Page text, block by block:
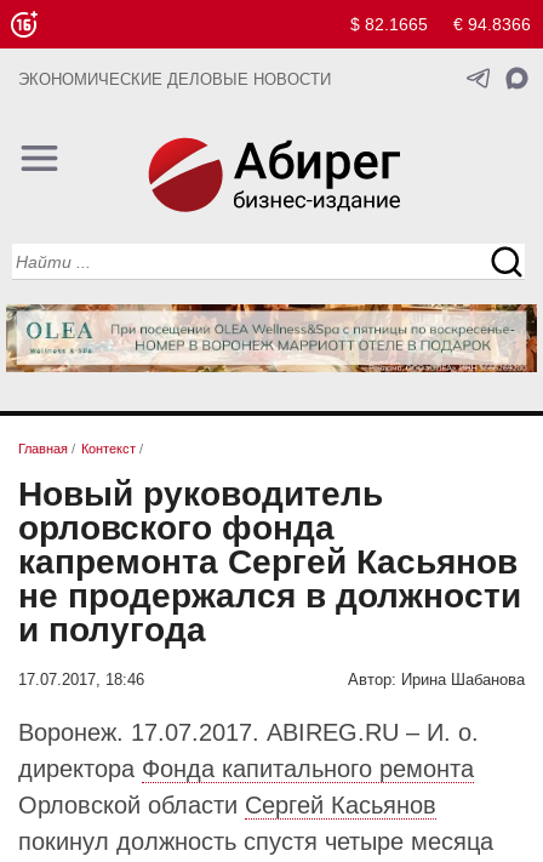
$ 82.1665 € 94.8366
ЭКОНОМИЧЕСКИЕ ДЕЛОВЫЕ НОВОСТИ
Главная / Контекст /
Новый руководитель
орловского фонда
капремонта Сергей Касьянов
не продержался в должности
и полугода
17.07.2017, 18:46 Автор: Ирина Шабанова
Воронеж. 17.07.2017. ABIREG.RU – И. о.
директора Фонда капитального ремонта
Орловской области Сергей Касьянов
покинул должность спустя четыре месяца